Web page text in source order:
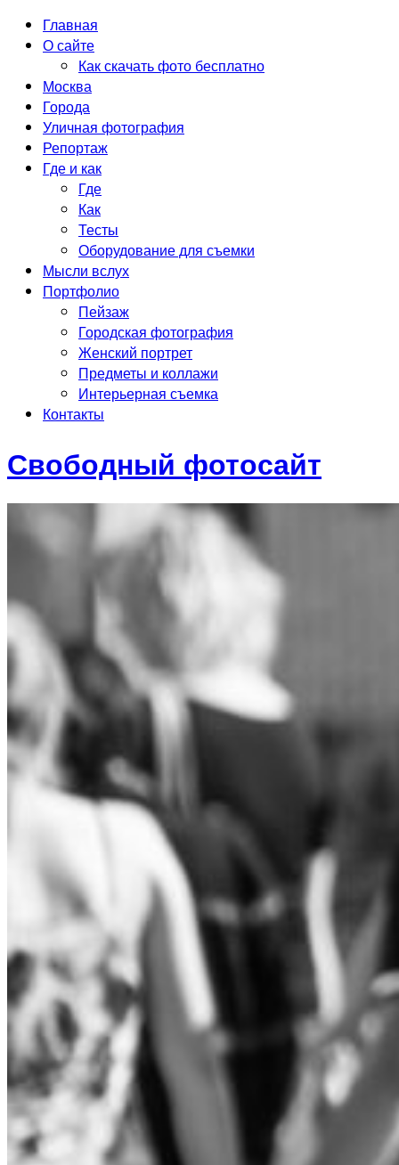
Главная
О сайте
Как скачать фото бесплатно
Москва
Города
Уличная фотография
Репортаж
Где и как
Где
Как
Тесты
Оборудование для съемки
Мысли вслух
Портфолио
Пейзаж
Городская фотография
Женский портрет
Предметы и коллажи
Интерьерная съемка
Контакты
Свободный фотосайт